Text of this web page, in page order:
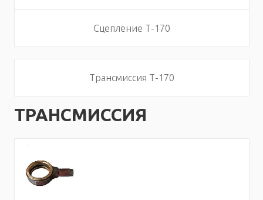
Сцепление Т-170
Трансмиссия Т-170
ТРАНСМИССИЯ